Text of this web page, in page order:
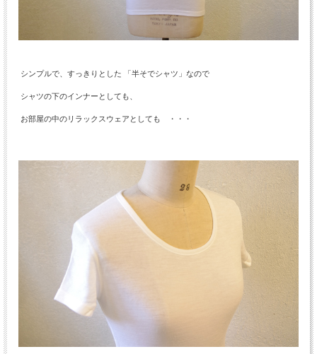
シンプルで、すっきりとした 「半そでシャツ」なので
シャツの下のインナーとしても、
お部屋の中のリラックスウェアとしても ・・・